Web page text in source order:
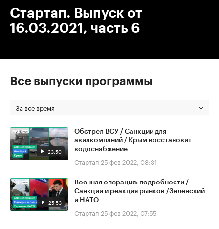
Стартап. Выпуск от
16.03.2021, часть 6
Все выпуски программы
За все время
23:50
Обстрел ВСУ / Санкции для
авиакомпаний / Крым восстановит
водоснабжение
Стартап 25 фев 2022, 08:31
25:53
Военная операция: подробности /
Санкции и реакция рынков /Зеленский
и НАТО
Стартап 25 фев 2022, 07:55